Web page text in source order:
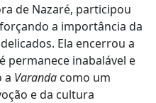
de Nazaré, participou
a importância da
Ela encerrou a
permanece inabalável e
a Varanda como um
e da cultura